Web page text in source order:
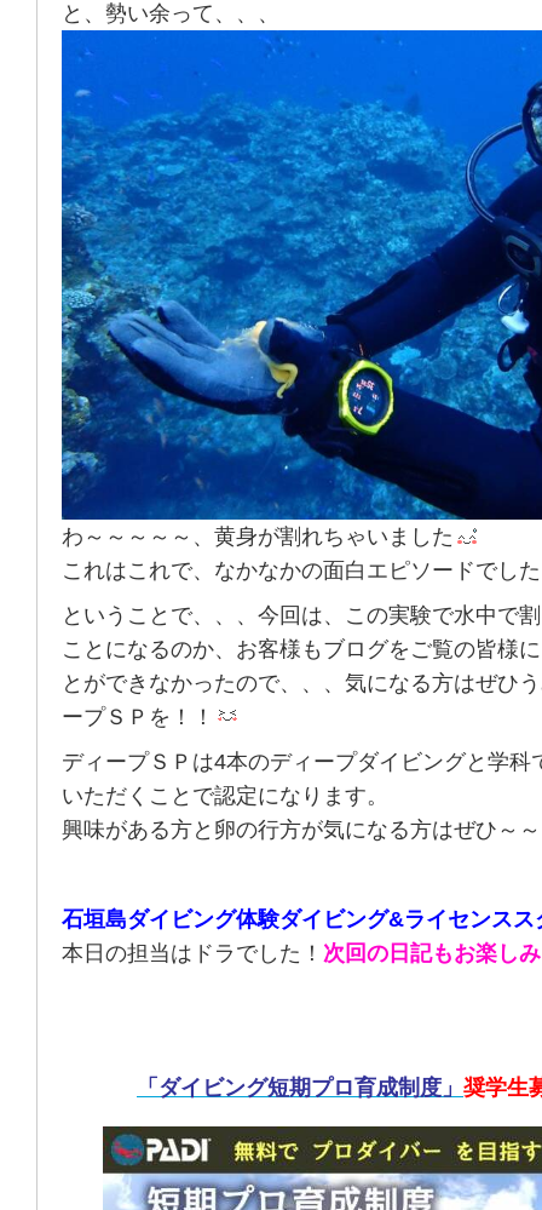
と、勢い余って、、、
わ～～～～～、黄身が割れちゃいました
これはこれで、なかなかの面白エピソードでした
ということで、、、今回は、この実験で水中で
ことになるのか、お客様もブログをご覧の皆様
とができなかったので、、、気になる方はぜひ
ープＳＰを！！
ディープＳＰは4本のディープダイビングと学科
いただくことで認定になります。
興味がある方と卵の行方が気になる方はぜひ～
石垣島ダイビング体験ダイビング&ライセンスス
本日の担当はドラでした！ 次回の日記もお楽し
「ダイビング短期プロ育成制度」 奨学生